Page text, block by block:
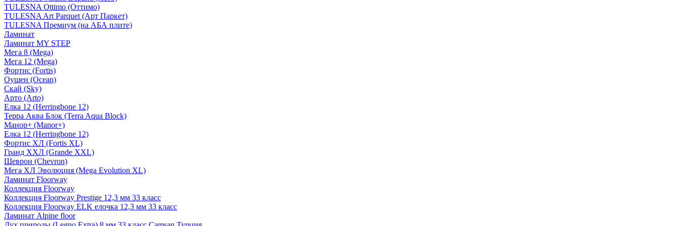
TULESNA Ottimo (Оттимо)
TULESNA Art Parquet (Арт Паркет)
TULESNA Премиум (на АБА плите)
Ламинат
Ламинат MY STEP
Мега 8 (Mega)
Мега 12 (Mega)
Фортис (Fortis)
Оушен (Ocean)
Скай (Sky)
Арто (Arto)
Елка 12 (Herringbone 12)
Терра Аква Блок (Terra Aqua Block)
Манор+ (Manor+)
Елка 12 (Herringbone 12)
Фортис ХЛ (Fortis XL)
Гранд ХХЛ (Grande XXL)
Шеврон (Chevron)
Мега ХЛ Эволюция (Mega Evolution XL)
Ламинат Floorway
Коллекция Floorway
Коллекция Floorway Prestige 12,3 мм 33 класс
Коллекция Floorway ELK елочка 12,3 мм 33 класс
Ламинат Alpine floor